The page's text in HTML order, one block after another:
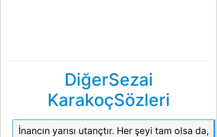
DiğerSezai
KarakoçSözleri
İnancın yarısı utançtır. Her şeyi tam olsa da,